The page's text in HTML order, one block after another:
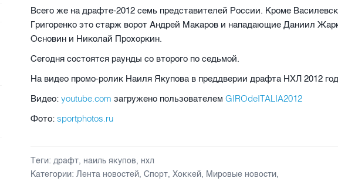
Всего же на драфте-2012 семь представителей России. Кроме
Григоренко это старж ворот Андрей Макаров и нападающие Даниил
Основин и Николай Прохоркин.
Сегодня состоятся раунды со второго по седьмой.
На видео промо-ролик Наиля Якупова в преддверии драфта НХЛ 2012
Видео:youtube.com загружено пользователемGIROdeITALIA2012
Фото:sportphotos.ru
Теги: драфт, наиль якупов, нхл
Категории: Лента новостей,Спорт,Хоккей, Мировые новости,